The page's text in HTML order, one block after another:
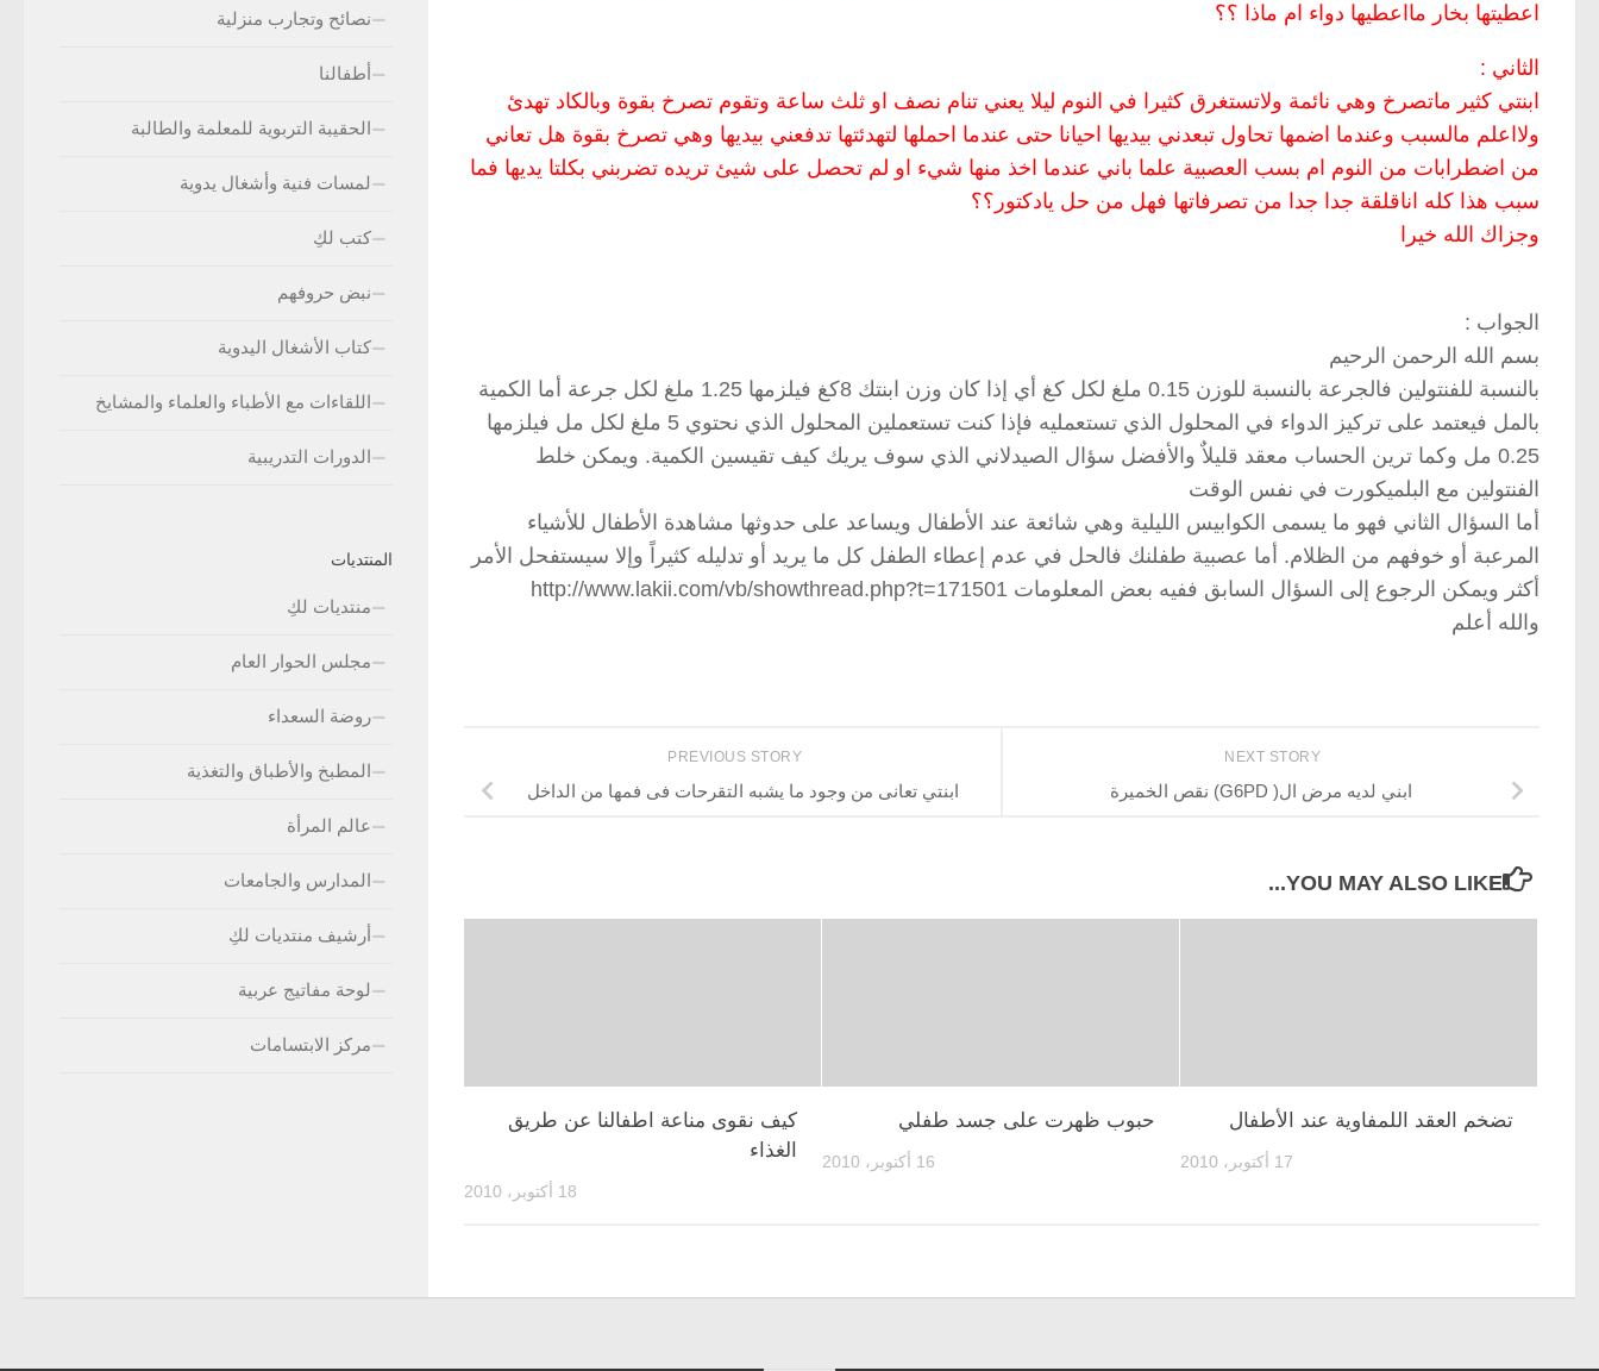
اعطيتها بخار مااعطيها دواء ام ماذا ؟؟
الثاني :
ابنتي كثير ماتصرخ وهي نائمة ولاتستغرق كثيرا في النوم ليلا يعني تنام نصف او ثلث ساعة وتقوم تصرخ بقوة وبالكاد تهدئ
ولااعلم مالسبب وعندما اضمها تحاول تبعدني بيديها احيانا حتى عندما احملها لتهدئتها تدفعني بيديها وهي تصرخ بقوة هل تعاني
من اضطرابات من النوم ام بسب العصبية علما باني عندما اخذ منها شيء او لم تحصل على شيئ تريده تضربني بكلتا يديها فما
سبب هذا كله اناقلقة جدا جدا من تصرفاتها فهل من حل يادكتور؟؟
وجزاك الله خيرا
الجواب :
بسم الله الرحمن الرحيم
بالنسبة للفنتولين فالجرعة بالنسبة للوزن 0.15 ملغ لكل كغ أي إذا كان وزن ابنتك 8كغ فيلزمها 1.25 ملغ لكل جرعة أما الكمية
بالمل فيعتمد على تركيز الدواء في المحلول الذي تستعمليه فإذا كنت تستعملين المحلول الذي نحتوي 5 ملغ لكل مل فيلزمها
0.25 مل وكما ترين الحساب معقد قليلاٌ والأفضل سؤال الصيدلاني الذي سوف يريك كيف تقيسين الكمية. ويمكن خلط
الفنتولين مع البلميكورت في نفس الوقت
أما السؤال الثاني فهو ما يسمى الكوابيس الليلية وهي شائعة عند الأطفال ويساعد على حدوثها مشاهدة الأطفال للأشياء
المرعبة أو خوفهم من الظلام. أما عصبية طفلنك فالحل في عدم إعطاء الطفل كل ما يريد أو تدليله كثيراً وإلا سيستفحل الأمر
أكثر ويمكن الرجوع إلى السؤال السابق ففيه بعض المعلومات http://www.lakii.com/vb/showthread.php?t=171501
والله أعلم
NEXT STORY
ابني لديه مرض ال( G6PD) نقص الخميرة
PREVIOUS STORY
ابنتي تعانى من وجود ما يشبه التقرحات فى فمها من الداخل
YOU MAY ALSO LIKE...
كيف نقوى مناعة اطفالنا عن طريق
الغذاء
18 أكتوبر، 2010
حبوب ظهرت على جسد طفلي
16 أكتوبر، 2010
تضخم العقد اللمفاوية عند الأطفال
17 أكتوبر، 2010
نصائح وتجارب منزلية
أطفالنا
الحقيبة التربوية للمعلمة والطالبة
لمسات فنية وأشغال يدوية
كتب لكِ
نبض حروفهم
كتاب الأشغال اليدوية
اللقاءات مع الأطباء والعلماء والمشايخ
الدورات التدريبية
المنتديات
منتديات لكِ
مجلس الحوار العام
روضة السعداء
المطبخ والأطباق والتغذية
عالم المرأة
المدارس والجامعات
أرشيف منتديات لكِ
لوحة مفاتيج عربية
مركز الابتسامات